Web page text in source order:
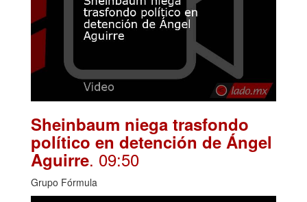
Sheinbaum niega trasfondo
político en detención de Ángel
Aguirre. 09:50
Grupo Fórmula